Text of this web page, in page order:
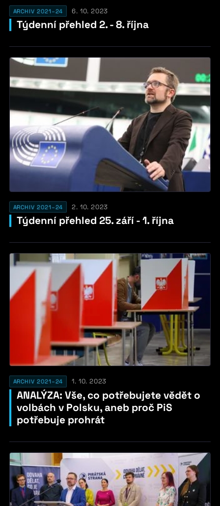
ARCHIV 2021–24 6. 10. 2023
Týdenní přehled 2. - 8. října
ARCHIV 2021–24 2. 10. 2023
Týdenní přehled 25. září - 1. října
ARCHIV 2021–24 1. 10. 2023
ANALÝZA: Vše, co potřebujete vědět o
volbách v Polsku, aneb proč PiS
potřebuje prohrát